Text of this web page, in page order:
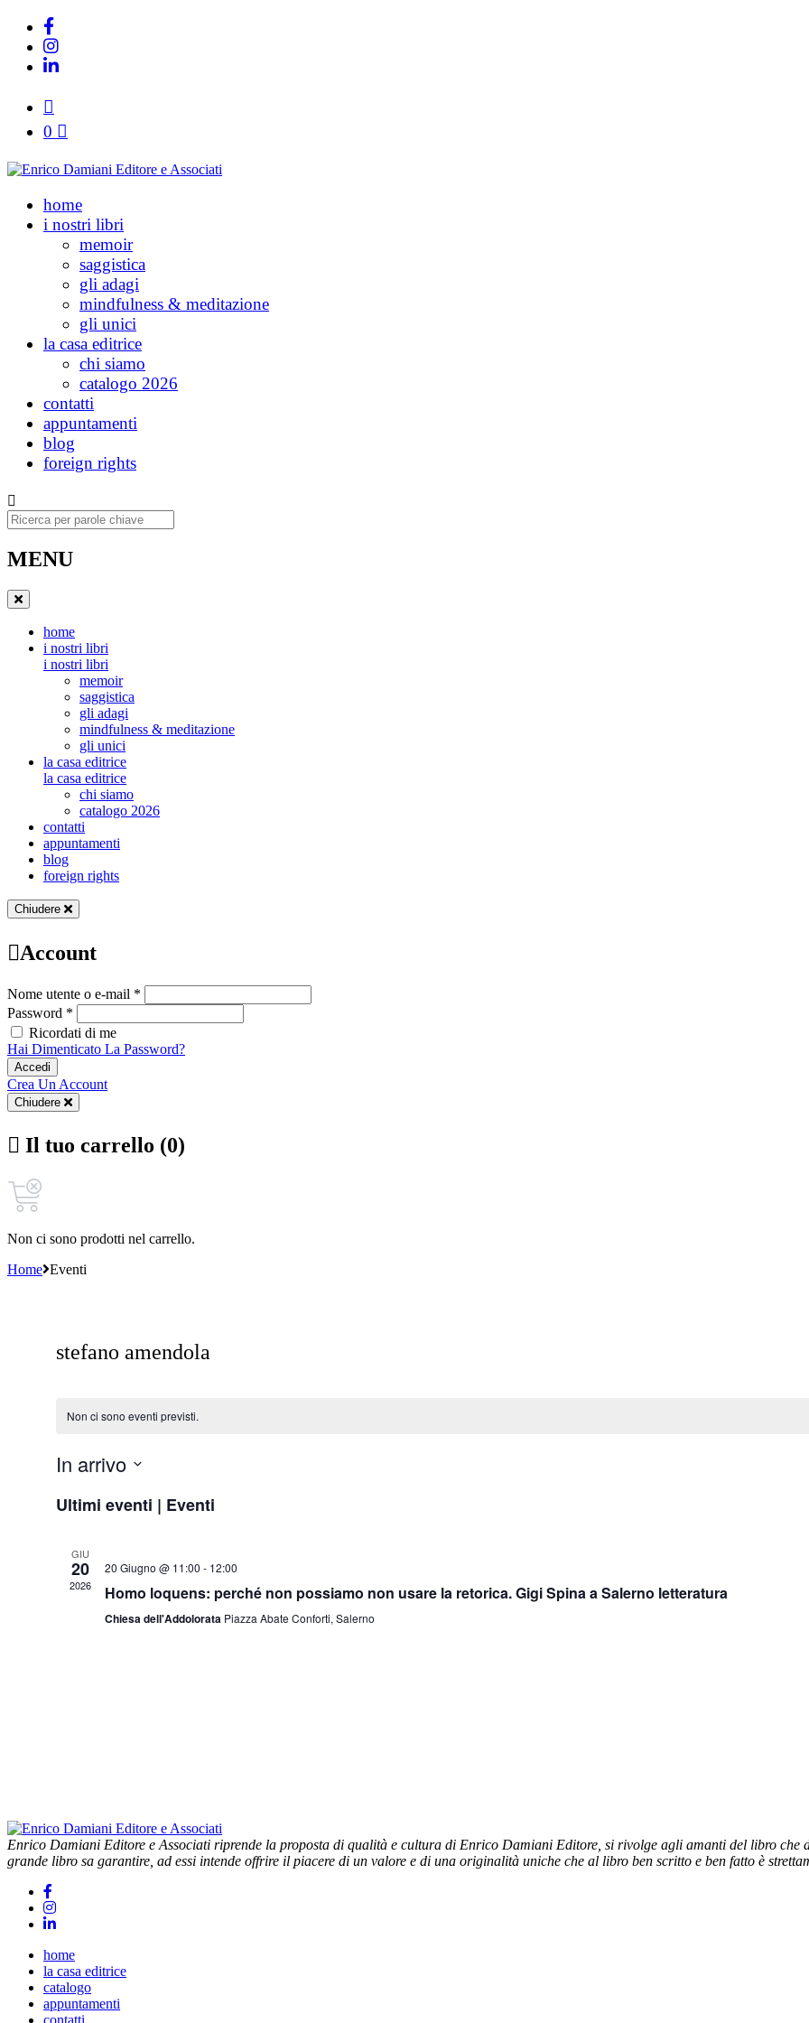
0
home
i nostri libri
memoir
saggistica
gli adagi
mindfulness & meditazione
gli unici
la casa editrice
chi siamo
catalogo 2026
contatti
appuntamenti
blog
foreign rights
Ricerca
MENU
home
i nostri libri
i nostri libri
memoir
saggistica
gli adagi
mindfulness & meditazione
gli unici
la casa editrice
la casa editrice
chi siamo
catalogo 2026
contatti
appuntamenti
blog
foreign rights
Chiudere
Account
Nome utente o e-mail *
Password *
Ricordati di me
Hai Dimenticato La Password?
Accedi
Crea Un Account
Chiudere
Il tuo carrello (0)
Non ci sono prodotti nel carrello.
Home Eventi
stefano amendola
Non ci sono eventi previsti.
In arrivo
la
Ultimi eventi | Eventi
GIU
20
2026
20 Giugno @ 11:00 - 12:00
Homo loquens: perché non possiamo non usare la retorica. Gigi Spina a Salerno letteratura
Chiesa dell'Addolorata Piazza Abate Conforti, Salerno
Enrico Damiani Editore e Associati riprende la proposta di qualità e cultura di Enrico Damiani Editore, si rivolge agli amanti del libro che
grande libro sa garantire, ad essi intende offrire il piacere di un valore e di una originalità uniche che al libro ben scritto e ben fatto è
home
la casa editrice
catalogo
appuntamenti